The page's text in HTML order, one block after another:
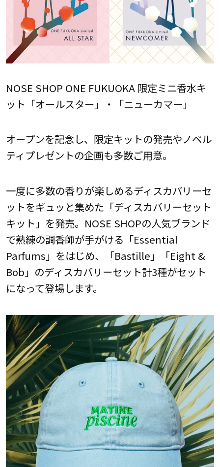
NOSE SHOP ONE FUKUOKA 限定ミニ香水キ
ット「オールスター」・「ニューカマー」
オープンを記念し、限定キットの発売やノベル
ティプレゼントの企画も多数ご用意。
一度に多数の香りが楽しめるディスカバリーセ
ットをギュッと集めた「ディスカバリーセット
キット」を発売。NOSE SHOPの人気ブランド
で熟練の調香師が手がける「Essential
Parfums」をはじめ、「Bastille」「Eight &
Bob」のディスカバリーセット計3種がセット
になって登場します。